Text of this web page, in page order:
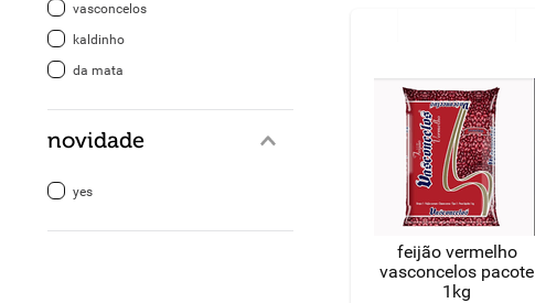
vasconcelos
kaldinho
da mata
novidade
yes
feijão vermelho
vasconcelos pacote
1kg
queijo
detergente
macarrão